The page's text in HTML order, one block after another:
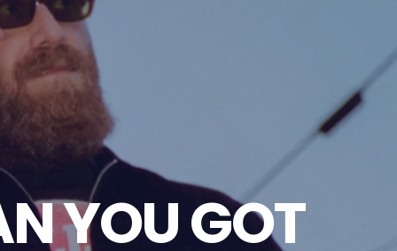
YOU GOT